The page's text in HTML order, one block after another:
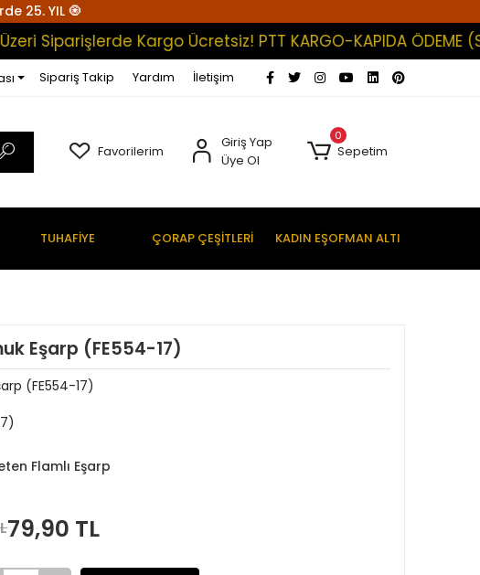
25. YIL 🧿
Kargo Ücretsiz! PTT KARGO-KAPIDA ÖDEME
Sipariş Takip Yardım İletişim
Favorilerim
Giriş Yap
Üye Ol
0
Sepetim
TUHAFİYE ÇORAP ÇEŞİTLERİ KADIN EŞOFMAN ALTI
Eşarp (FE554-17)
(FE554-17)
Flamlı Eşarp
79,90 TL